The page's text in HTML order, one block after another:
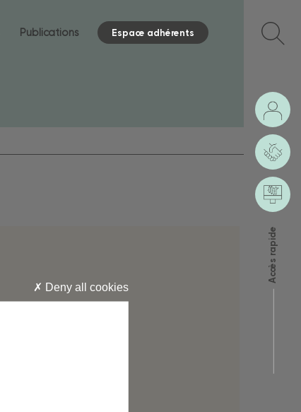
Publications Espace adhérents
Accès rapide
Deny all cookies